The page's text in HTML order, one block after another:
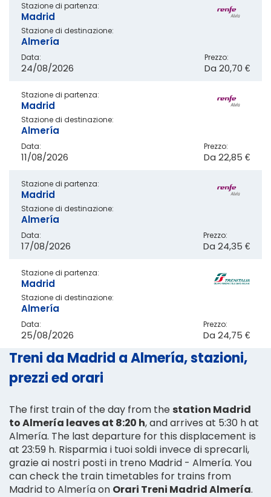
Stazione di partenza:
Madrid
Stazione di destinazione:
Almería
Data:
24/08/2026
Prezzo:
Da 20,70 €
Stazione di partenza:
Madrid
Stazione di destinazione:
Almería
Data:
11/08/2026
Prezzo:
Da 22,85 €
Stazione di partenza:
Madrid
Stazione di destinazione:
Almería
Data:
17/08/2026
Prezzo:
Da 24,35 €
Stazione di partenza:
Madrid
Stazione di destinazione:
Almería
Data:
25/08/2026
Prezzo:
Da 24,75 €
Treni da Madrid a Almería, stazioni,
prezzi ed orari
The first train of the day from thestation Madrid
to Almería leaves at 8:20 h, and arrives at 5:30 h at
Almería. The last departure for this displacement is
at 23:59 h. Risparmia i tuoi soldi invece di sprecarli,
grazie ai nostri posti in treno Madrid - Almería. You
can check the train timetables for trains from
Madrid to Almería on Orari Treni Madrid Almería.